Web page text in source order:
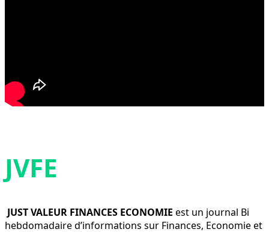
JVFE
JUST VALEUR FINANCES ECONOMIE est un journal Bi
hebdomadaire d’informations sur Finances, Economie et